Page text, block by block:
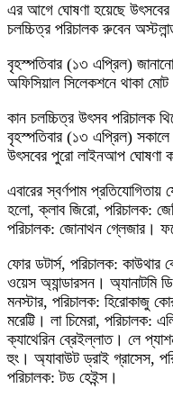
এর আগে ঘোষণা হয়েছে উৎসবের
চলচ্চিত্র পরিচালক রুবেন
বৃহস্পতিবার (১৩ এপ্রিল)
অফিসিয়াল সিলেকশনে থাকা মোট
কান চলচ্চিত্র উৎসব পরিচালক
বৃহস্পতিবার (১৩ এপ্রিল) সকালে
উৎসবের পুরো লাইনআপ ঘোষণা
এবারের স্বর্ণপাম
হলো, ক্লাব জিরো, পরিচালক:
পরিচালক: জোনাথন গ্লেজার।
ফোর ডটার্স, পরিচালক: কাউথার
ওয়েস অ্যান্ডারসন। অ্যানাটমি
মনস্টার, পরিচালক: হিরোকাজু
মরেট্টি। লা চিমেরা, পরিচালক:
ক্যাথেরিন ব্রেইল্লাত। লে
হুং। অ্যাবাউট ড্রাই গ্রাসেস,
পরিচালক: টড হেইন্স।